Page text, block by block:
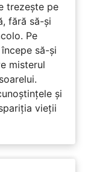
trezește pe
fără să-și
Pe
să-și
misterul
și
vieții